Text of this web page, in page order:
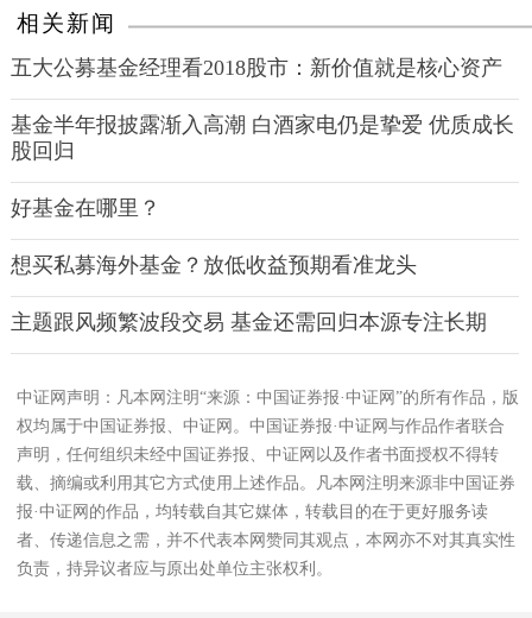
相关新闻
五大公募基金经理看2018股市：新价值就是核心资产
基金半年报披露渐入高潮 白酒家电仍是挚爱 优质成长
股回归
好基金在哪里？
想买私募海外基金？放低收益预期看准龙头
主题跟风频繁波段交易 基金还需回归本源专注长期
中证网声明：凡本网注明“来源：中国证券报·中证网”的所有作品，版
权均属于中国证券报、中证网。中国证券报·中证网与作品作者联合
声明，任何组织未经中国证券报、中证网以及作者书面授权不得转
载、摘编或利用其它方式使用上述作品。凡本网注明来源非中国证券
报·中证网的作品，均转载自其它媒体，转载目的在于更好服务读
者、传递信息之需，并不代表本网赞同其观点，本网亦不对其真实性
负责，持异议者应与原出处单位主张权利。